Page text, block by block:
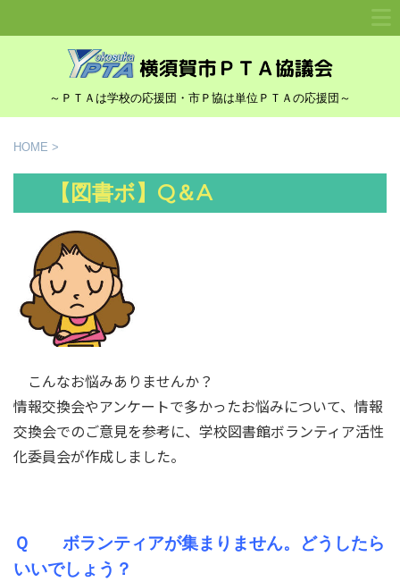
～ＰＴＡは学校の応援団・市Ｐ協は単位ＰＴＡの応援団～
HOME >
【図書ボ】Q＆A
こんなお悩みありませんか？
情報交換会やアンケートで多かったお悩みについて、情報
交換会でのご意見を参考に、学校図書館ボランティア活性
化委員会が作成しました。
Ｑ ボランティアが集まりません。どうしたら
いいでしょう？